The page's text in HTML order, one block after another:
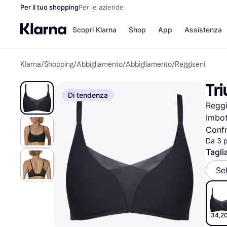
Per il tuo shoppingPer le aziende
Scopri Klarna
Opzioni di
Paga in 3 rate
Paga dopo 30 giorni
Finanziamento
Shop
Negozi
Unieuro
Media
eBay
Zalando
Elenco negozi
App Assistenza
Klarna/Shopping/Abbigliamento/Abbigliamento/Reggiseni
Di tendenza
Da 3